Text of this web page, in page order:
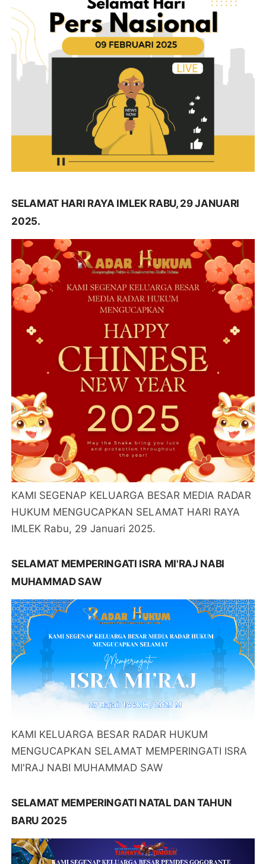
SELAMAT HARI RAYA IMLEK RABU, 29 JANUARI
2025.
KAMI SEGENAP KELUARGA BESAR MEDIA RADAR
HUKUM MENGUCAPKAN SELAMAT HARI RAYA
IMLEK Rabu, 29 Januari 2025.
SELAMAT MEMPERINGATI ISRA MI'RAJ NABI
MUHAMMAD SAW
KAMI KELUARGA BESAR RADAR HUKUM
MENGUCAPKAN SELAMAT MEMPERINGATI ISRA
MI'RAJ NABI MUHAMMAD SAW
SELAMAT MEMPERINGATI NATAL DAN TAHUN
BARU 2025